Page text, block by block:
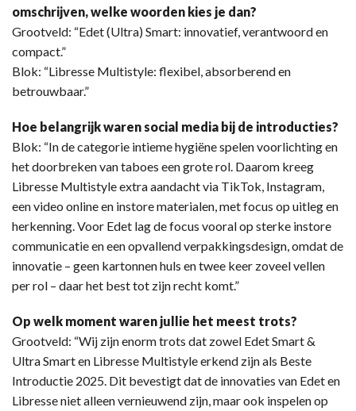
omschrijven, welke woorden kies je dan?
Grootveld: “Edet (Ultra) Smart: innovatief, verantwoord en
compact.”
Blok: “Libresse Multistyle: flexibel, absorberend en
betrouwbaar.”
Hoe belangrijk waren social media bij de introducties?
Blok: “In de categorie intieme hygiëne spelen voorlichting en
het doorbreken van taboes een grote rol. Daarom kreeg
Libresse Multistyle extra aandacht via TikTok, Instagram,
een video online en instore materialen, met focus op uitleg en
herkenning. Voor Edet lag de focus vooral op sterke instore
communicatie en een opvallend verpakkingsdesign, omdat de
innovatie – geen kartonnen huls en twee keer zoveel vellen
per rol – daar het best tot zijn recht komt.”
Op welk moment waren jullie het meest trots?
Grootveld: “Wij zijn enorm trots dat zowel Edet Smart &
Ultra Smart en Libresse Multistyle erkend zijn als Beste
Introductie 2025. Dit bevestigt dat de innovaties van Edet en
Libresse niet alleen vernieuwend zijn, maar ook inspelen op